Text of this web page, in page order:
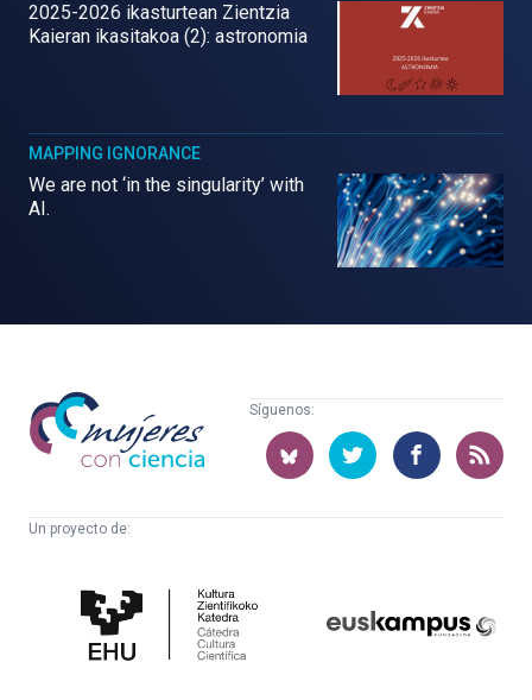
2025-2026 ikasturtean Zientzia
Kaieran ikasitakoa (2): astronomia
MAPPING IGNORANCE
We are not ‘in the singularity’ with
AI.
Mujeres
con
ciencia
Síguenos:
Un proyecto de:
Cultura
Científica